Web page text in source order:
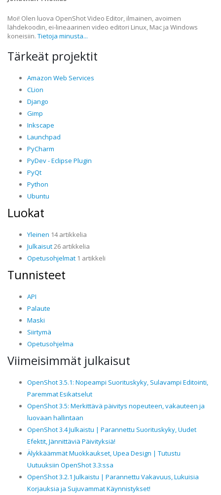
Moi! Olen luova OpenShot Video Editor, ilmainen, avoimen
lähdekoodin, ei-lineaarinen video editori Linux, Mac ja Windows
koneisiin. Tietoja minusta...
Tärkeät projektit
Amazon Web Services
CLion
Django
Gimp
Inkscape
Launchpad
PyCharm
PyDev - Eclipse Plugin
PyQt
Python
Ubuntu
Luokat
Yleinen 14 artikkelia
Julkaisut26 artikkelia
Opetusohjelmat 1 artikkeli
Tunnisteet
API
Palaute
Maski
Siirtymä
Opetusohjelma
Viimeisimmät julkaisut
OpenShot 3.5.1: Nopeampi Suorituskyky, Sulavampi Editointi,
Paremmat Esikatselut
OpenShot 3.5: Merkittävä päivitys nopeuteen, vakauteen ja
luovaan hallintaan
OpenShot 3.4 Julkaistu | Parannettu Suorituskyky, Uudet
Efektit, Jännittäviä Päivityksiä!
Älykkäämmät Muokkaukset, Upea Design | Tutustu
Uutuuksiin OpenShot 3.3:ssa
OpenShot 3.2.1 Julkaistu | Parannettu Vakavuus, Lukuisia
Korjauksia ja Sujuvammat Käynnistykset!